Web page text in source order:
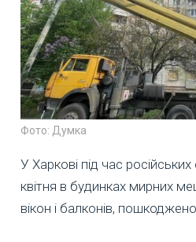
Фото: Думка
У Харкові під час російських
квітня в будинках мирних
вікон і балконів, пошкоджено